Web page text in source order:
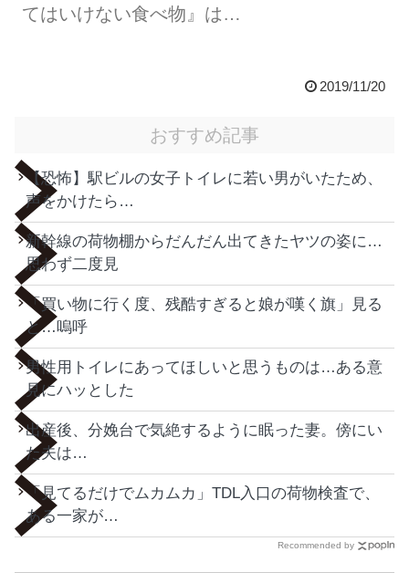
てはいけない食べ物』は…
2019/11/20
おすすめ記事
【恐怖】駅ビルの女子トイレに若い男がいたため、
声をかけたら…
新幹線の荷物棚からだんだん出てきたヤツの姿に…
思わず二度見
「買い物に行く度、残酷すぎると娘が嘆く旗」見る
と…嗚呼
男性用トイレにあってほしいと思うものは…ある意
見にハッとした
出産後、分娩台で気絶するように眠った妻。傍にい
た夫は…
「見てるだけでムカムカ」TDL入口の荷物検査で、
ある一家が…
Recommended by